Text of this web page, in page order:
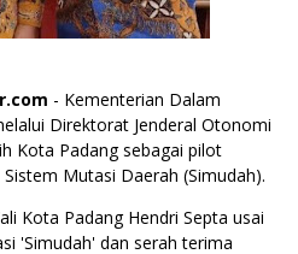
- Kementerian Dalam
Direktorat Jenderal Otonomi
Kota Padang sebagai pilot
Mutasi Daerah (Simudah).
Kota Padang Hendri Septa usai
'Simudah' dan serah terima